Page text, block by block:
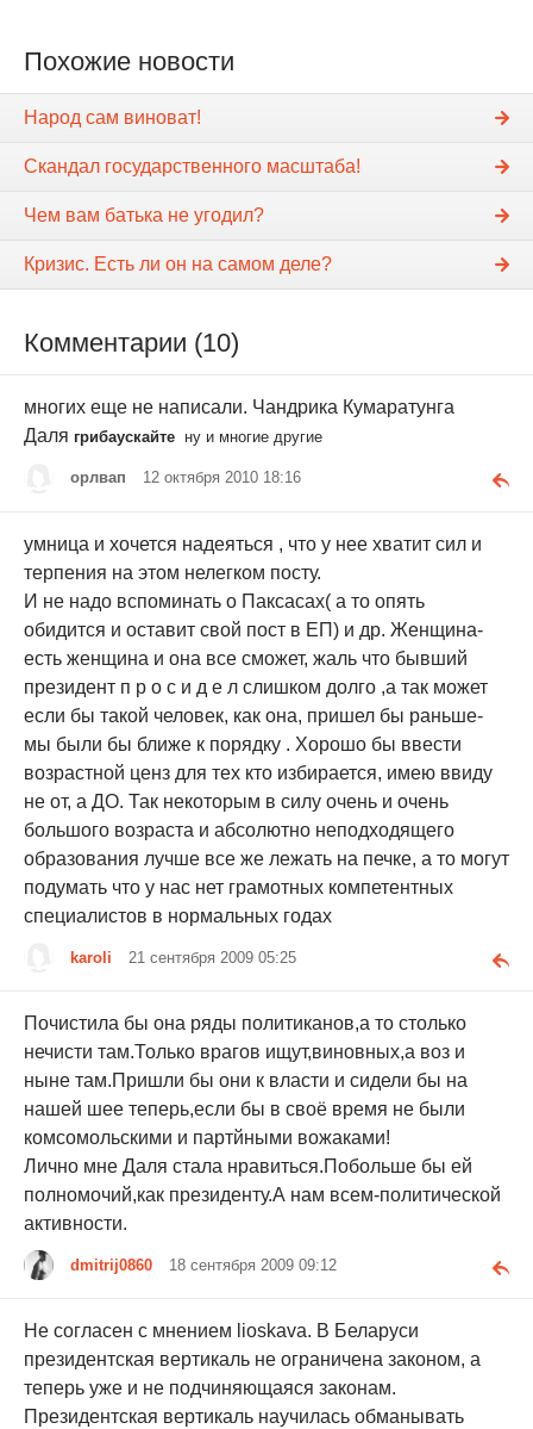
Похожие новости
Народ сам виноват!
Скандал государственного масштаба!
Чем вам батька не угодил?
Кризис. Есть ли он на самом деле?
Комментарии (10)
многих еще не написали. Чандрика Кумаратунга
Даля грибаускайте ну и многие другие
орлвап 12 октября 2010 18:16
умница и хочется надеяться , что у нее хватит сил и
терпения на этом нелегком посту.
И не надо вспоминать о Паксасах( а то опять
обидится и оставит свой пост в ЕП) и др. Женщина-
есть женщина и она все сможет, жаль что бывший
президент п р о с и д е л слишком долго ,а так может
если бы такой человек, как она, пришел бы раньше-
мы были бы ближе к порядку . Хорошо бы ввести
возрастной ценз для тех кто избирается, имею ввиду
не от, а ДО. Так некоторым в силу очень и очень
большого возраста и абсолютно неподходящего
образования лучше все же лежать на печке, а то могут
подумать что у нас нет грамотных компетентных
специалистов в нормальных годах
karoli 21 сентября 2009 05:25
Почистила бы она ряды политиканов,а то столько
нечисти там.Только врагов ищут,виновных,а воз и
ныне там.Пришли бы они к власти и сидели бы на
нашей шее теперь,если бы в своё время не были
комсомольскими и партйными вожаками!
Лично мне Даля стала нравиться.Побольше бы ей
полномочий,как президенту.А нам всем-политической
активности.
dmitrij0860 18 сентября 2009 09:12
Не согласен с мнением lioskava. В Беларуси
президентская вертикаль не ограничена законом, а
теперь уже и не подчиняющаяся законам.
Президентская вертикаль научилась обманывать